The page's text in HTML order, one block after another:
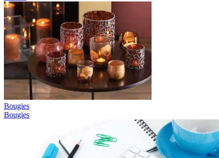
Bougies
Bougies